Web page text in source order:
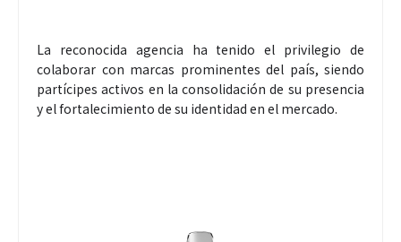
La reconocida agencia ha tenido el privilegio de
colaborar con marcas prominentes del país, siendo
partícipes activos en la consolidación de su presencia
y el fortalecimiento de su identidad en el mercado.